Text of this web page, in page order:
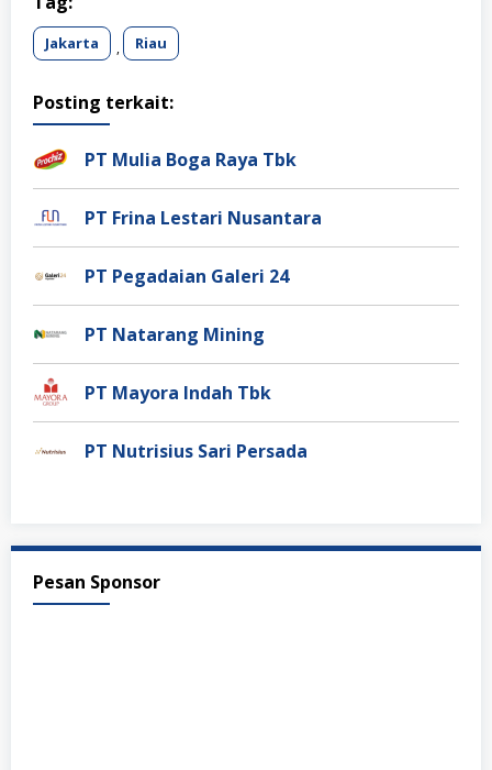
Jakarta , Riau
Posting terkait:
PT Mulia Boga Raya Tbk
PT Frina Lestari Nusantara
PT Pegadaian Galeri 24
PT Natarang Mining
PT Mayora Indah Tbk
PT Nutrisius Sari Persada
Pesan Sponsor